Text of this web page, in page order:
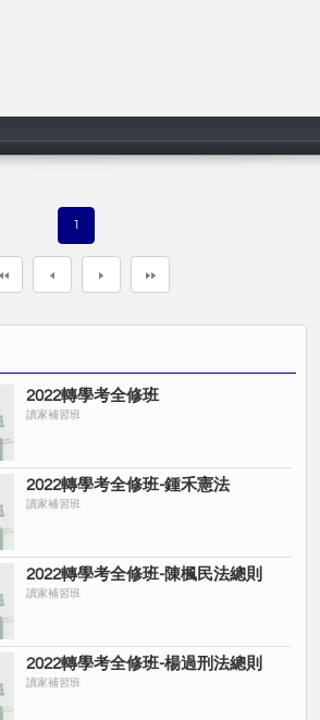
1
2022轉學考全修班
讀家補習班
2022轉學考全修班-鍾禾憲法
讀家補習班
2022轉學考全修班-陳楓民法總則
讀家補習班
2022轉學考全修班-楊過刑法總則
讀家補習班